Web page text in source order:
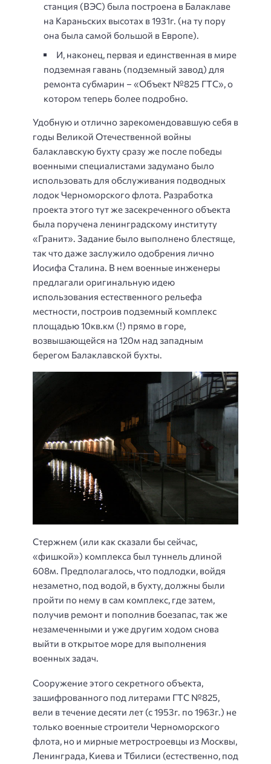
станция (ВЭС) была построена в Балаклаве
на Караньских высотах в 1931г. (на ту пору
она была самой большой в Европе).
И, наконец, первая и единственная в мире
подземная гавань (подземный завод) для
ремонта субмарин – «Объект №825 ГТС», о
котором теперь более подробно.
Удобную и отлично зарекомендовавшую себя в
годы Великой Отечественной войны
балаклавскую бухту сразу же после победы
военными специалистами задумано было
использовать для обслуживания подводных
лодок Черноморского флота. Разработка
проекта этого тут же засекреченного объекта
была поручена ленинградскому институту
«Гранит». Задание было выполнено блестяще,
так что даже заслужило одобрения лично
Иосифа Сталина. В нем военные инженеры
предлагали оригинальную идею
использования естественного рельефа
местности, построив подземный комплекс
площадью 10кв.км (!) прямо в горе,
возвышающейся на 120м над западным
берегом Балаклавской бухты.
Стержнем (или как сказали бы сейчас,
«фишкой») комплекса был туннель длиной
608м. Предполагалось, что подлодки, войдя
незаметно, под водой, в бухту, должны были
пройти по нему в сам комплекс, где затем,
получив ремонт и пополнив боезапас, так же
незамеченными и уже другим ходом снова
выйти в открытое море для выполнения
военных задач.
Сооружение этого секретного объекта,
зашифрованного под литерами ГТС №825,
вели в течение десяти лет (с 1953г. по 1963г.) не
только военные строители Черноморского
флота, но и мирные метростроевцы из Москвы,
Ленинграда, Киева и Тбилиси (естественно, под